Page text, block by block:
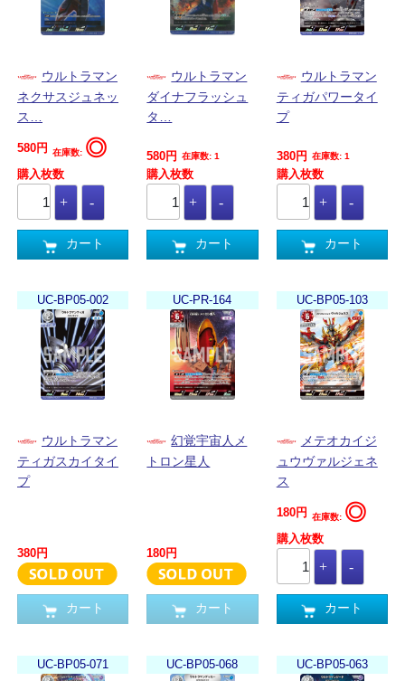
ウルトラマン
ネクサスジュネッ
ス…
580円 在庫数: ◎
購入枚数
カート
ウルトラマン
ダイナフラッシュ
タ…
580円 在庫数: 1
購入枚数
カート
ウルトラマン
ティガパワータイ
プ
380円 在庫数: 1
購入枚数
カート
UC-BP05-002
ウルトラマン
ティガスカイタイ
プ
380円
カート
UC-PR-164
幻覚宇宙人メ
トロン星人
180円
カート
UC-BP05-103
メテオカイジ
ュウヴァルジェネ
ス
180円 在庫数: ◎
購入枚数
カート
UC-BP05-071 UC-BP05-068 UC-BP05-063